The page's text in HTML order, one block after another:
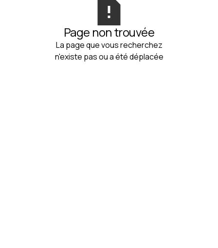
Page non trouvée
La page que vous recherchez
n'existe pas ou a été déplacée